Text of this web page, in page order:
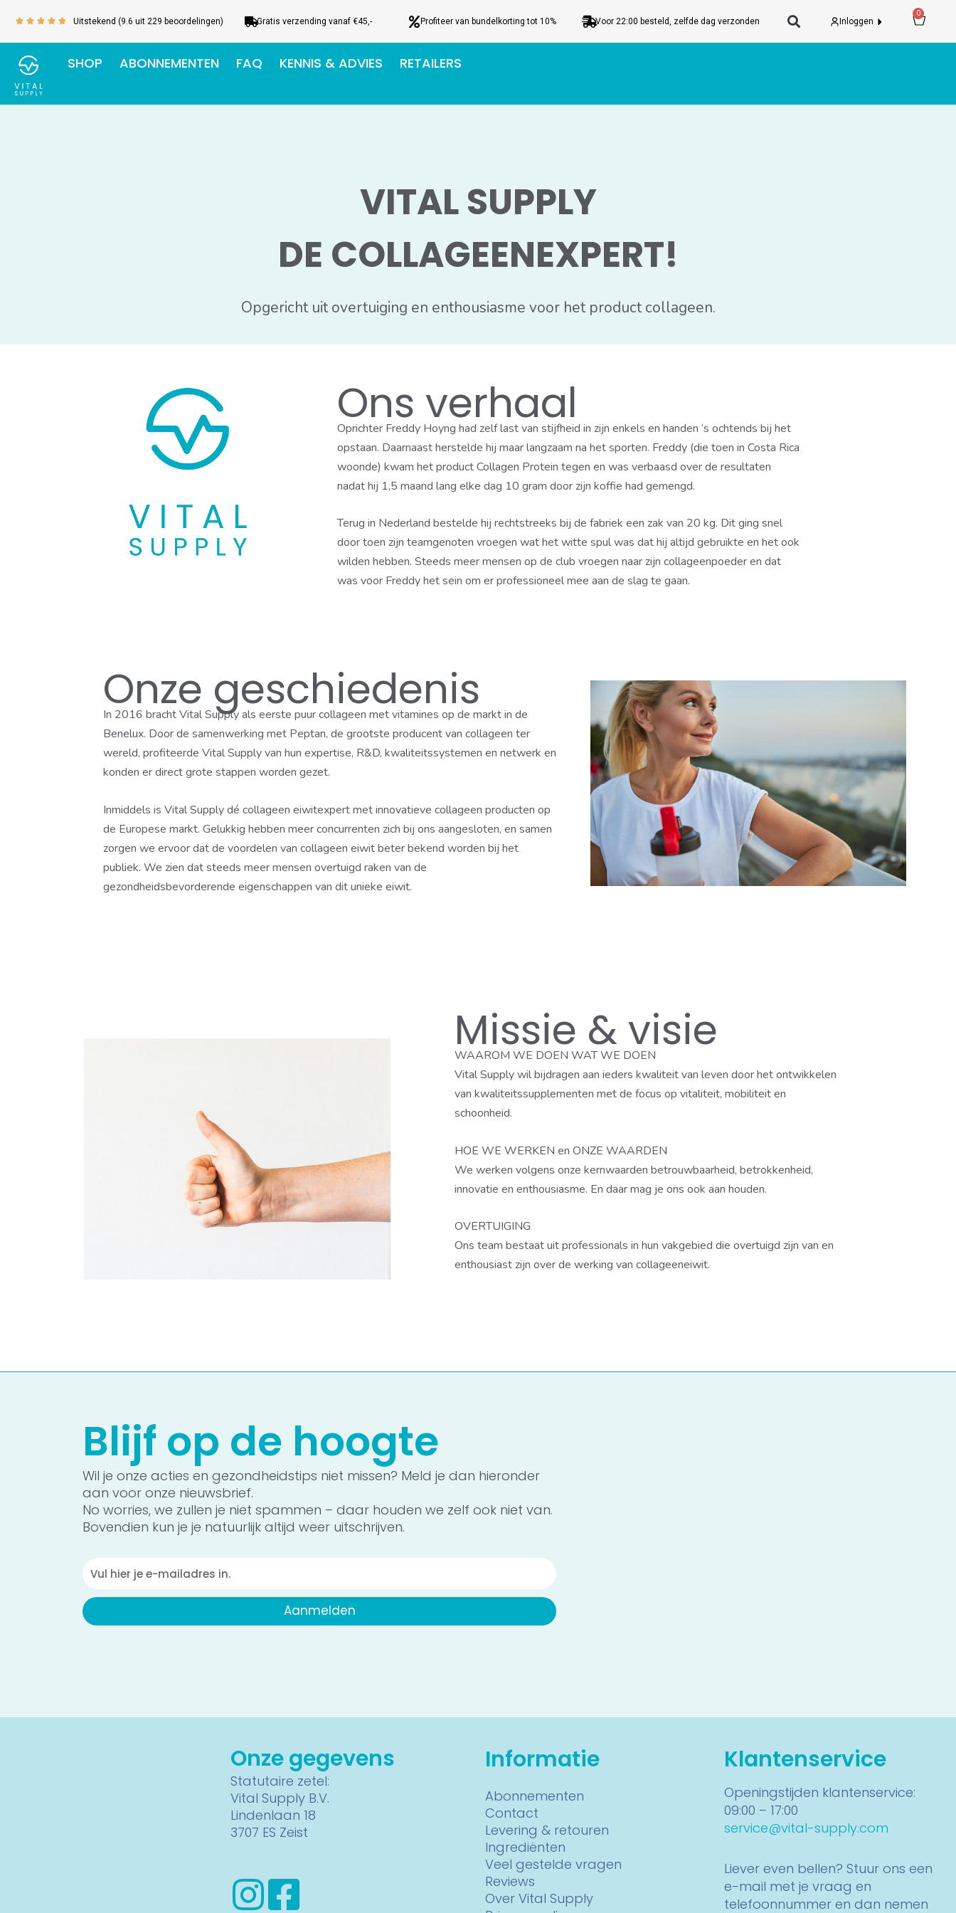
naar
de
inhoud
    Waardering
Uitstekend (9.6 uit 229 beoordelingen) Gratis verzending vanaf €45,- Profiteer van bundelkorting tot 10% Voor 22:00 besteld, zelfde dag verzonden Inloggen
0
SHOP ABONNEMENTEN FAQ KENNIS & ADVIES RETAILERS
VITAL SUPPLY
DE COLLAGEENEXPERT!
Opgericht uit overtuiging en enthousiasme voor het product collageen.
Ons verhaal
Oprichter Freddy Hoyng had zelf last van stijfheid in zijn enkels en handen ’s ochtends bij het
opstaan. Daarnaast herstelde hij maar langzaam na het sporten. Freddy (die toen in Costa Rica
woonde) kwam het product Collagen Protein tegen en was verbaasd over de resultaten
nadat hij 1,5 maand lang elke dag 10 gram door zijn koffie had gemengd.
Terug in Nederland bestelde hij rechtstreeks bij de fabriek een zak van 20 kg. Dit ging snel
door toen zijn teamgenoten vroegen wat het witte spul was dat hij altijd gebruikte en het ook
wilden hebben. Steeds meer mensen op de club vroegen naar zijn collageenpoeder en dat
was voor Freddy het sein om er professioneel mee aan de slag te gaan.
Onze geschiedenis
In 2016 bracht Vital Supply als eerste puur collageen met vitamines op de markt in de
Benelux. Door de samenwerking met Peptan, de grootste producent van collageen ter
wereld, profiteerde Vital Supply van hun expertise, R&D, kwaliteitssystemen en netwerk en
konden er direct grote stappen worden gezet.
Inmiddels is Vital Supply dé collageen eiwitexpert met innovatieve collageen producten op
de Europese markt. Gelukkig hebben meer concurrenten zich bij ons aangesloten, en samen
zorgen we ervoor dat de voordelen van collageen eiwit beter bekend worden bij het
publiek. We zien dat steeds meer mensen overtuigd raken van de
gezondheidsbevorderende eigenschappen van dit unieke eiwit.
Missie & visie
WAAROM WE DOEN WAT WE DOEN
Vital Supply wil bijdragen aan ieders kwaliteit van leven door het ontwikkelen
van kwaliteitssupplementen met de focus op vitaliteit, mobiliteit en
schoonheid.
HOE WE WERKEN en ONZE WAARDEN
We werken volgens onze kernwaarden betrouwbaarheid, betrokkenheid,
innovatie en enthousiasme. En daar mag je ons ook aan houden.
OVERTUIGING
Ons team bestaat uit professionals in hun vakgebied die overtuigd zijn van en
enthousiast zijn over de werking van collageeneiwit.
Blijf op de hoogte
Wil je onze acties en gezondheidstips niet missen? Meld je dan hieronder
aan voor onze nieuwsbrief.
No worries, we zullen je niet spammen – daar houden we zelf ook niet van.
Bovendien kun je je natuurlijk altijd weer uitschrijven.
Emailadres
Aanmelden
Onze gegevens
Statutaire zetel:
Vital Supply B.V.
Lindenlaan 18
3707 ES Zeist
Informatie
Abonnementen
Contact
Levering & retouren
Ingrediënten
Veel gestelde vragen
Reviews
Over Vital Supply
Klantenservice
Openingstijden klantenservice:
09:00 – 17:00
service@vital-supply.com
Liever even bellen? Stuur ons een
e-mail met je vraag en
telefoonnummer en dan nemen